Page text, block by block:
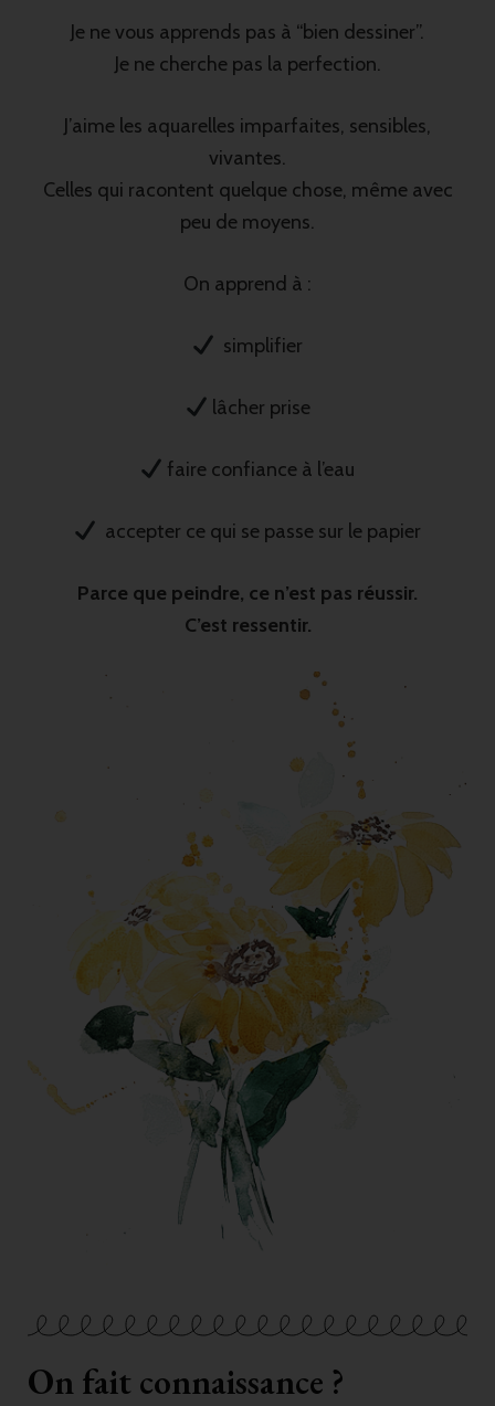
Je ne vous apprends pas à “bien dessiner”.
Je ne cherche pas la perfection.
J’aime les aquarelles imparfaites, sensibles,
vivantes.
Celles qui racontent quelque chose, même avec
peu de moyens.
On apprend à :
simplifier
lâcher prise
faire confiance à l’eau
accepter ce qui se passe sur le papier
Parce que peindre, ce n’est pas réussir.
C’est ressentir.
On fait connaissance ?